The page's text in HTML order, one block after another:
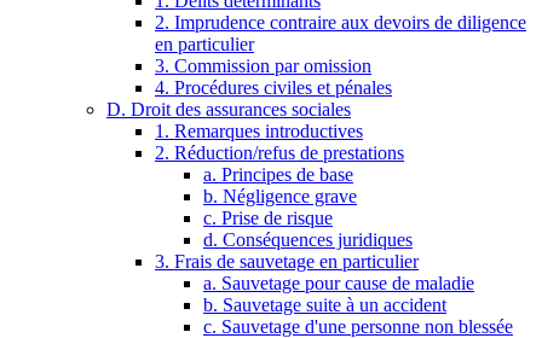
2. Imprudence contraire aux devoirs de diligence
en particulier
3. Commission par omission
4. Procédures civiles et pénales
D. Droit des assurances sociales
1. Remarques introductives
2. Réduction/refus de prestations
a. Principes de base
b. Négligence grave
c. Prise de risque
d. Conséquences juridiques
3. Frais de sauvetage en particulier
a. Sauvetage pour cause de maladie
b. Sauvetage suite à un accident
c. Sauvetage d'une personne non blessée